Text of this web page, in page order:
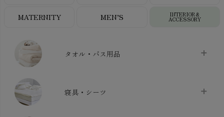
MATERNITY MEN’S INTERIOR＆
ACCESSORY
タオル・バス用品
タオル
バス用品
寝具・シーツ